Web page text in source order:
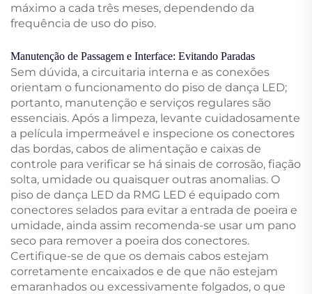
máximo a cada três meses, dependendo da
frequência de uso do piso.
Manutenção de Passagem e Interface: Evitando Paradas
Sem dúvida, a circuitaria interna e as conexões
orientam o funcionamento do piso de dança LED;
portanto, manutenção e serviços regulares são
essenciais. Após a limpeza, levante cuidadosamente
a película impermeável e inspecione os conectores
das bordas, cabos de alimentação e caixas de
controle para verificar se há sinais de corrosão, fiação
solta, umidade ou quaisquer outras anomalias. O
piso de dança LED da RMG LED é equipado com
conectores selados para evitar a entrada de poeira e
umidade, ainda assim recomenda-se usar um pano
seco para remover a poeira dos conectores.
Certifique-se de que os demais cabos estejam
corretamente encaixados e de que não estejam
emaranhados ou excessivamente folgados, o que